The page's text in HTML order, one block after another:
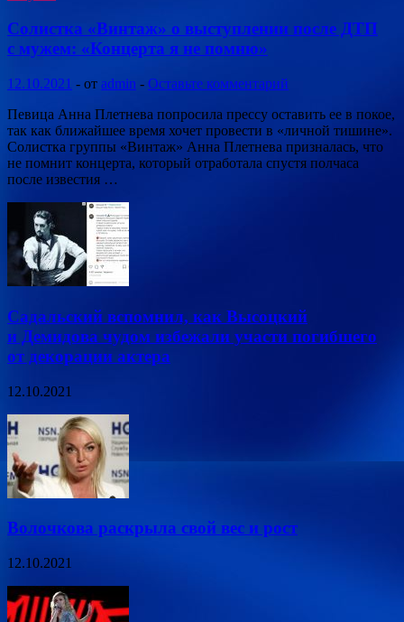
Солистка «Винтаж» о выступлении после ДТП
с мужем: «Концерта я не помню»
12.10.2021 - от admin - Оставьте комментарий
Певица Анна Плетнева попросила прессу оставить ее в покое,
так как ближайшее время хочет провести в «личной тишине».
Солистка группы «Винтаж» Анна Плетнева призналась, что
не помнит концерта, который отработала спустя полчаса
после известия …
Садальский вспомнил, как Высоцкий
и Демидова чудом избежали участи погибшего
от декорации актера
12.10.2021
Волочкова раскрыла свой вес и рост
12.10.2021